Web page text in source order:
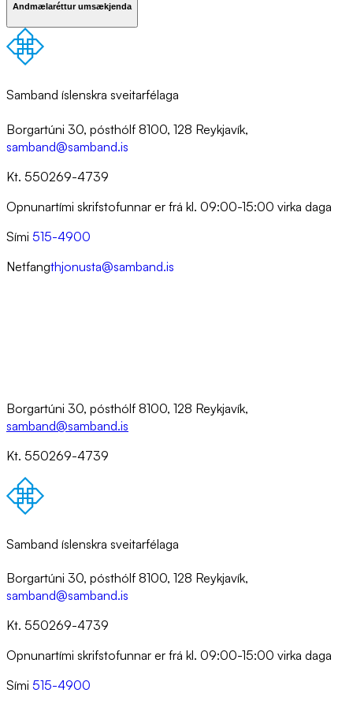
Andmælaréttur umsækjenda
Samband íslenskra sveitarfélaga
Borgartúni 30, pósthólf 8100, 128 Reykjavík,
samband@samband.is
Kt. 550269-4739
Opnunartími skrifstofunnar er frá kl. 09:00-15:00 virka daga
Sími 515-4900
Netfangthjonusta@samband.is
Borgartúni 30, pósthólf 8100, 128 Reykjavík,
samband@samband.is
Kt. 550269-4739
Samband íslenskra sveitarfélaga
Borgartúni 30, pósthólf 8100, 128 Reykjavík,
samband@samband.is
Kt. 550269-4739
Opnunartími skrifstofunnar er frá kl. 09:00-15:00 virka daga
Sími 515-4900